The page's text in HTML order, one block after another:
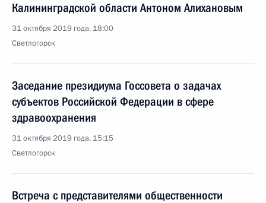
Калининградской области Антоном Алихановым
31 октября 2019 года, 18:00
Светлогорск
Заседание президиума Госсовета о задачах
субъектов Российской Федерации в сфере
здравоохранения
31 октября 2019 года, 15:15
Светлогорск
Встреча с представителями общественности